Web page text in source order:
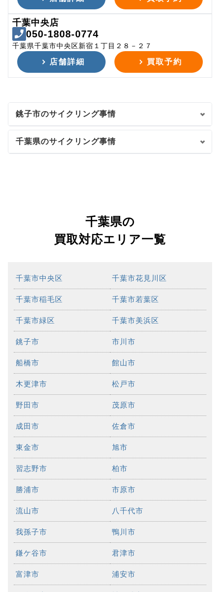
千葉中央店
050-1808-0774
千葉県千葉市中央区新宿１丁目２８－２７
店舗詳細 買取予約
銚子市のサイクリング事情
千葉県のサイクリング事情
千葉県の
買取対応エリア一覧
千葉市中央区 千葉市花見川区
千葉市稲毛区 千葉市若葉区
千葉市緑区 千葉市美浜区
銚子市 市川市
船橋市 館山市
木更津市 松戸市
野田市 茂原市
成田市 佐倉市
東金市 旭市
習志野市 柏市
勝浦市 市原市
流山市 八千代市
我孫子市 鴨川市
鎌ケ谷市 君津市
富津市 浦安市